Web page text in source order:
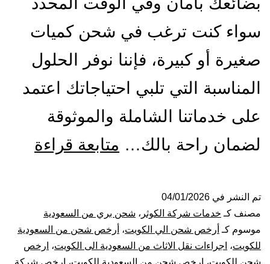
سواء كنت ترغب في شحن كميات
صغيرة أو كبيرة، فإننا نوفر الحلول
المناسبة التي تلبي احتياجاتك اعتمد
على خدماتنا الشاملة والموثوقة
لضمان راحة بالك… متابعة قراءة
جدة
الي
تم النشر في 04/01/2026
مصنف كـ خدمات شركة الكوثر ، شحن بري من السعودية
موسوم كـ أرخص شحن الي الكويت، أرخص شحن من السعودية
للكويت، اجراءات نقل الاثاث من السعودية الى الكويت، ارخص